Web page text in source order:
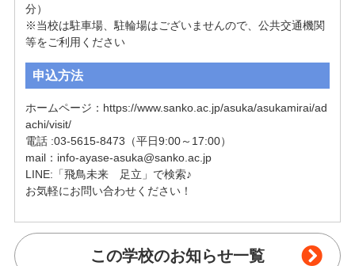
分）
※当校は駐車場、駐輪場はございませんので、公共交通機関
等をご利用ください
申込方法
ホームページ：https://www.sanko.ac.jp/asuka/asukamirai/ad
achi/visit/
電話 :03-5615-8473（平日9:00～17:00）
mail： info-ayase-asuka@sanko.ac.jp
LINE:「飛鳥未来　足立」で検索♪
お気軽にお問い合わせください！
この学校のお知らせ一覧